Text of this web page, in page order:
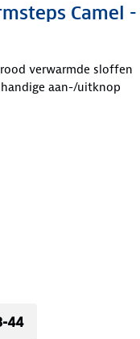
Camel -
verwarmde sloffen
aan-/uitknop
44